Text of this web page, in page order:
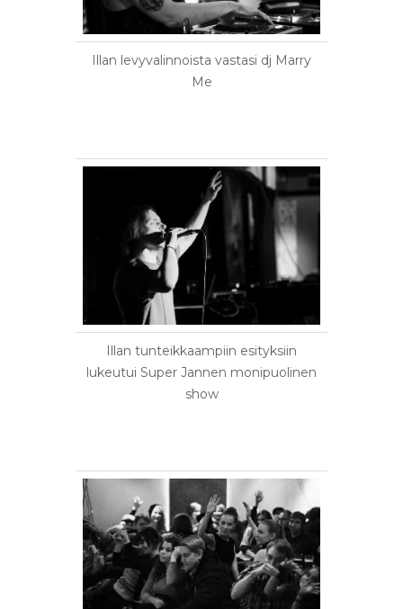
Illan levyvalinnoista vastasi dj Marry
Me
Illan tunteikkaampiin esityksiin
lukeutui Super Jannen monipuolinen
show